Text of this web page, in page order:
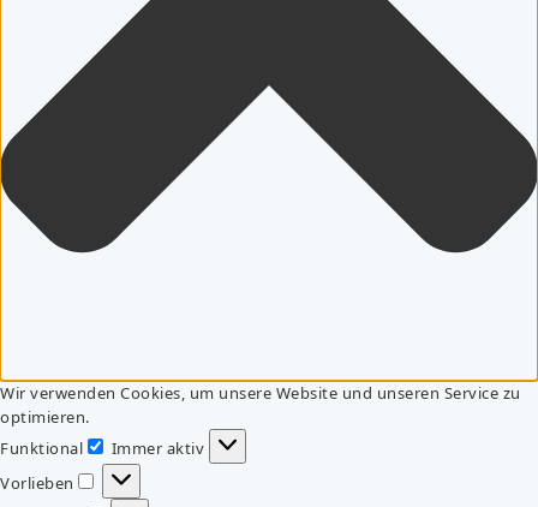
Wir verwenden Cookies, um unsere Website und unseren Service zu
optimieren.
Funktional
Funktional
Immer aktiv
Vorlieben
Vorlieben